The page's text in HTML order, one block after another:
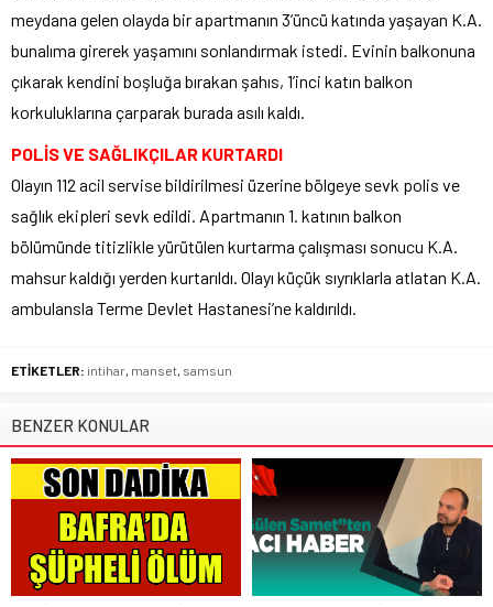
meydana gelen olayda bir apartmanın 3’üncü katında yaşayan K.A.
bunalıma girerek yaşamını sonlandırmak istedi. Evinin balkonuna
çıkarak kendini boşluğa bırakan şahıs, 1’inci katın balkon
korkuluklarına çarparak burada asılı kaldı.
POLİS VE SAĞLIKÇILAR KURTARDI
Olayın 112 acil servise bildirilmesi üzerine bölgeye sevk polis ve
sağlık ekipleri sevk edildi. Apartmanın 1. katının balkon
bölümünde titizlikle yürütülen kurtarma çalışması sonucu K.A.
mahsur kaldığı yerden kurtarıldı. Olayı küçük sıyrıklarla atlatan K.A.
ambulansla Terme Devlet Hastanesi’ne kaldırıldı.
ETİKETLER: intihar manset samsun
BENZER KONULAR